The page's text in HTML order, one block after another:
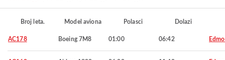
Broj leta. Model aviona Polasci Dolazi
AC178 Boeing 7M8 01:00 06:42